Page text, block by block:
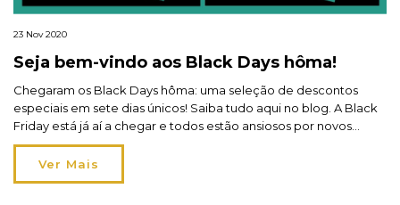
23 Nov 2020
Seja bem-vindo aos Black Days hôma!
Chegaram os Black Days hôma: uma seleção de descontos
especiais em sete dias únicos! Saiba tudo aqui no blog. A Black
Friday está já aí a chegar e todos estão ansiosos por novos
descontos e novas oportunidades! E este ano nas lojas
físicas hôma acontecem os Black Days! Não será um dia, mas
sim hôma semana inteira de descontos diretos até 50% […]
Ver Mais